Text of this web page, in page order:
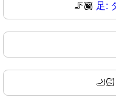
🦵🏿 足:
🦶🏻